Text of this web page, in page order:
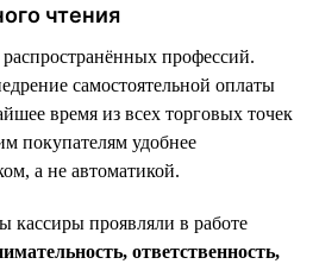
чтения
профессий.
самостоятельной оплаты
время из всех торговых точек
покупателям удобнее
а не автоматикой.
кассиры проявляли в работе
ответственность,